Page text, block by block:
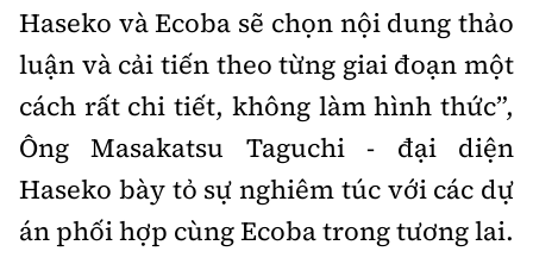
Haseko và Ecoba sẽ chọn nội dung thảo
luận và cải tiến theo từng giai đoạn một
cách rất chi tiết, không làm hình thức”,
Ông Masakatsu Taguchi - đại diện
Haseko bày tỏ sự nghiêm túc với các dự
án phối hợp cùng Ecoba trong tương lai.